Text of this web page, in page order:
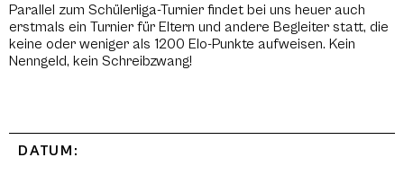
Parallel zum Schülerliga-Turnier findet bei uns heuer auch
erstmals ein Turnier für Eltern und andere Begleiter statt, die
keine oder weniger als 1200 Elo-Punkte aufweisen. Kein
Nenngeld, kein Schreibzwang!
DATUM: